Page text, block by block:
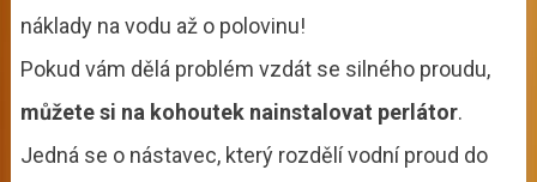
náklady na vodu až o polovinu!
Pokud vám dělá problém vzdát se silného proudu,
můžete si na kohoutek nainstalovat perlátor.
Jedná se o nástavec, který rozdělí vodní proud do